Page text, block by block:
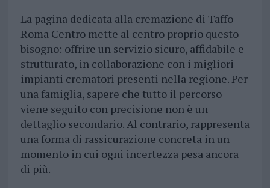
La pagina dedicata alla cremazione di Taffo
Roma Centro mette al centro proprio questo
bisogno: offrire un servizio sicuro, affidabile e
strutturato, in collaborazione con i migliori
impianti crematori presenti nella regione. Per
una famiglia, sapere che tutto il percorso
viene seguito con precisione non è un
dettaglio secondario. Al contrario, rappresenta
una forma di rassicurazione concreta in un
momento in cui ogni incertezza pesa ancora
di più.